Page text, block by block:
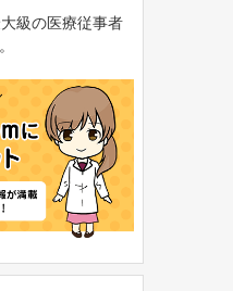
級の医療従事者